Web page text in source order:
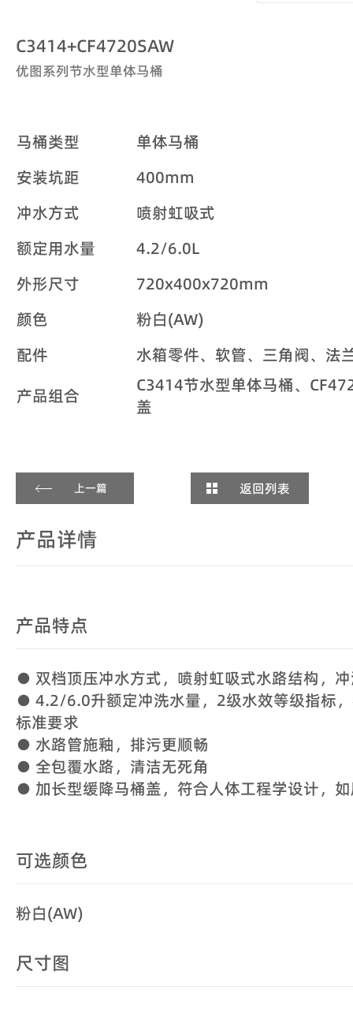
C3414+CF4720SAW
优图系列节水型单体马桶
马桶类型
单体马桶
安装坑距
400mm
冲水方式
喷射虹吸式
额定用水量
4.2/6.0L
外形尺寸
720x400x720mm
颜色
粉白(AW)
配件
水箱零件、软管、三角阀、法
产品组合
C3414节水型单体马桶、
盖
上一篇 返回列表
产品详情
产品特点
● 双档顶压冲水方式，喷射虹吸式水路结构，
● 4.2/6.0升额定冲洗水量，2级水效等级指标
标准要求
● 水路管施釉，排污更顺畅
● 全包覆水路，清洁无死角
● 加长型缓降马桶盖，符合人体工程学设计，
可选颜色
粉白(AW)
尺寸图